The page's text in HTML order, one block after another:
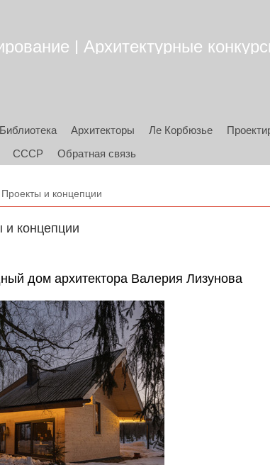
| Архитектурные
Библиотека Архитекторы Ле Корбюзье
СССР Обратная связь
и концепции
и концепции
дом архитектора Валерия Лизунова